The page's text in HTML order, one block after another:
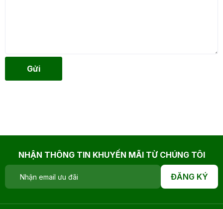
Gửi
NHẬN THÔNG TIN KHUYẾN MÃI TỪ CHÚNG TÔI
ĐĂNG KÝ